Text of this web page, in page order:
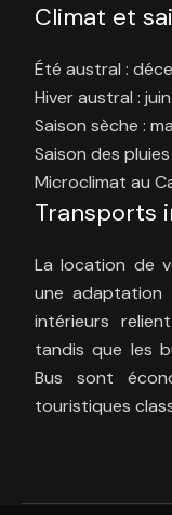
Climat et
Été austral :
Hiver austral :
Saison sèche :
Saison des pluies
Microclimat au
Transports
La location de
une adaptation
intérieurs
tandis que les
Bus sont
touristiques